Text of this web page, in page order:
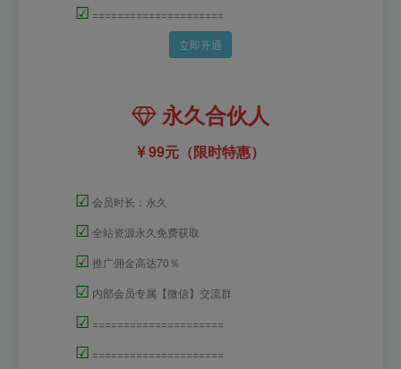
☑ =====================
立即开通
永久合伙人
99元（限时特惠）
☑ 会员时长：永久
☑ 全站资源永久免费获取
☑ 推广佣金高达70％
☑ 内部会员专属【微信】交流群
☑ =====================
☑ =====================